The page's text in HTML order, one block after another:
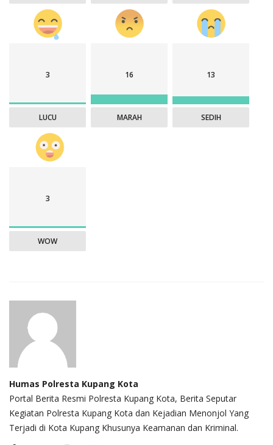
3
LUCU
16
MARAH
13
SEDIH
3
WOW
Humas Polresta Kupang Kota
Portal Berita Resmi Polresta Kupang Kota, Berita Seputar
Kegiatan Polresta Kupang Kota dan Kejadian Menonjol Yang
Terjadi di Kota Kupang Khusunya Keamanan dan Kriminal.